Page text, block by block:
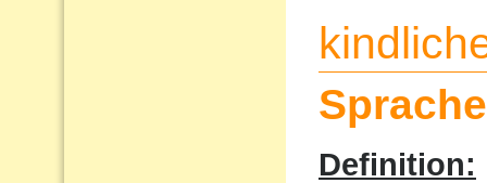
Definition: